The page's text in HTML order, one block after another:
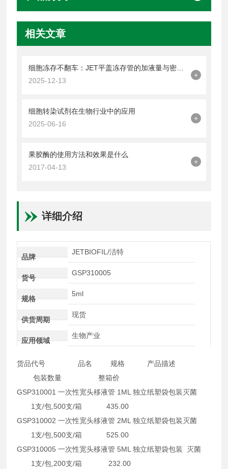
相关文章
2025-12-13
+
细胞转染试剂在生物行业中的应用
2025-06-16
+
果胶酶的使用方法和效果是什么
2017-04-13
+
详细介绍
品牌
JETBIOFIL/洁特
货号
GSP310005
规格
5ml
供货周期
现货
应用领域
生物产业
货品代号 品名 规格 产品描述
包装数量 整箱价
GSP310001 一次性宽头移液管 1ML 独立纸塑袋包装灭菌
1支/包,500支/箱 435.00
GSP310002 一次性宽头移液管 2ML 独立纸塑袋包装灭菌
1支/包,500支/箱 525.00
GSP310005 一次性宽头移液管 5ML 独立纸塑袋包装 灭菌
1支/包,200支/箱 232.00